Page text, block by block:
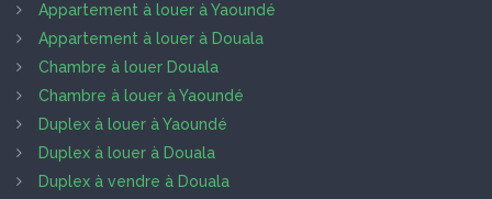
Appartement à louer à Yaoundé
Appartement à louer à Douala
Chambre à louer Douala
Chambre à louer à Yaoundé
Duplex à louer à Yaoundé
Duplex à louer à Douala
Duplex à vendre à Douala